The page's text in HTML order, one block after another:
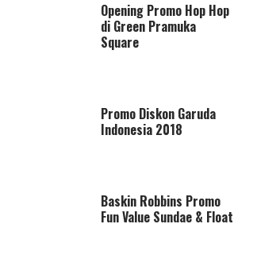
Opening Promo Hop Hop
di Green Pramuka
Square
Promo Diskon Garuda
Indonesia 2018
Baskin Robbins Promo
Fun Value Sundae & Float